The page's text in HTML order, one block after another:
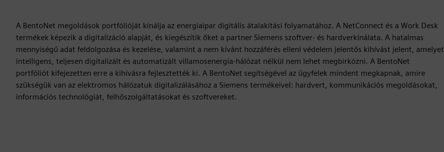
A BentoNet megoldások portfólióját kínálja az energiaipar digitális átalakítási folyamatához. A NetConnect és a Work Desk
termékek képezik a digitalizáció alapját, és kiegészítik őket a partner Siemens szoftver- és hardverkínálata. A hatalmas
mennyiségű adat feldolgozása és kezelése, valamint a nem kívánt hozzáférés elleni védelem jelentős kihívást jelent, amelyet
intelligens, teljesen digitalizált és automatizált villamosenergia-hálózat nélkül nem lehet megbirkózni. A BentoNet
portfóliót kifejezetten erre a kihívásra fejlesztették ki. A BentoNet segítségével az ügyfelek mindent megkapnak, amire
szükségük van az elektromos hálózatuk digitalizálásához a Siemens termékeivel: hardvert, kommunikációs megoldásokat,
információs technológiát, felhőszolgáltatásokat és szoftvereket.